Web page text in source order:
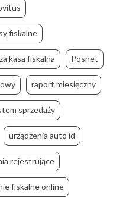
fiskalne
kasa fiskalna Posnet
raport miesięczny
sprzedaży
urządzenia auto id
rejestrujące
fiskalne online